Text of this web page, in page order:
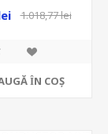
1.018,77 lei
ȊN COŞ